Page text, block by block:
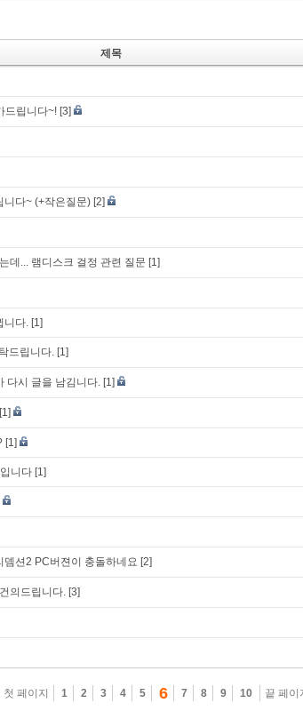
제목
드립니다~! [3]
니다~ (+작은질문) [2]
데... 램디스크 걸정 관련 질문 [1]
니다. [1]
드립니다. [1]
다시 글을 남김니다. [1]
[1]
[1]
니다 [1]
션2 PC버젼이 충돌하네요 [2]
의드립니다. [3]
첫 페이지 1 2 3 4 5 6 7 8 9 10 끝 페이